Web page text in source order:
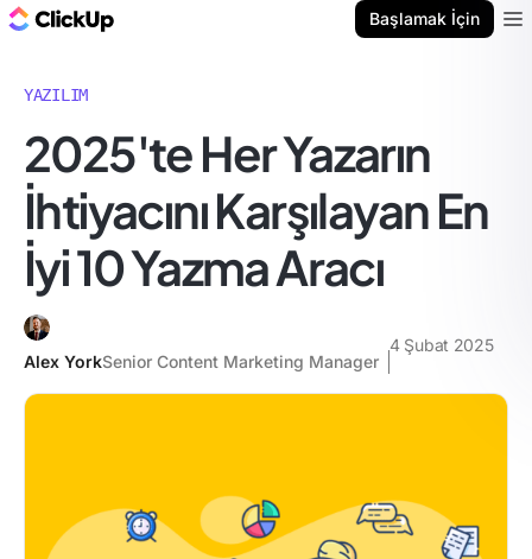
Başlamak İçin
YAZILIM
2025'te Her Yazarın
İhtiyacını Karşılayan En
İyi 10 Yazma Aracı
Alex YorkSenior Content Marketing Manager
4 Şubat 2025